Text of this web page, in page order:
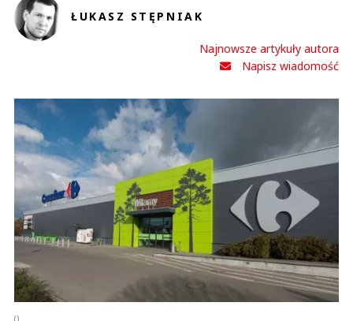
ŁUKASZ STĘPNIAK
Najnowsze artykuły autora
Napisz wiadomość
()